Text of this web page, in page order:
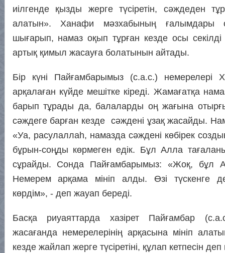
иілгенде қызды жерге түсіретін, сәждеден
алатын». Ханафи мәзхабының ғалымдары
шығарып, намаз оқып тұрған кезде осы секілді
артық қимыл жасауға болатынын айтады.
Бір күні Пайғамбарымыз (с.а.с.) немерелері
арқалаған күйде мешітке кіреді. Жамағатқа
барып тұрады да, балаларды оң жағына
сәждеге барған кезде сәждені ұзақ жасайды.
«Уа, расулаллаһ, намазда сәждені көбірек
бұрын-соңды көрмеген едік. Бұл Алла
сұрайды. Сонда Пайғамбарымыз: «Жоқ, бұл
Немерем арқама мініп алды. Өзі түскенге
көрдім», - деп жауап береді.
Басқа риуаяттарда хазірет Пайғамбар
жасағанда немерелерінің арқасына мініп
кезде жайлап жерге түсіретіні, құлап кетпесін